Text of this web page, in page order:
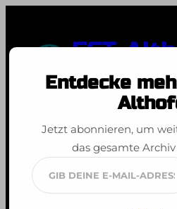
springen
FCT-
Spaß an der
Zweiter
27.
Pokal
Entdecke
Jetzt abonnieren, um
das gesamte
Gib
deine